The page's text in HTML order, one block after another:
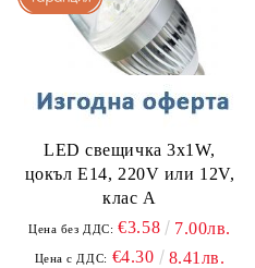
LED свещичка 3х1W,
цокъл E14, 220V или 12V,
клас A
Цена без ДДС: €3.58 7.00лв.
Цена с ДДС: €4.30 8.41лв.